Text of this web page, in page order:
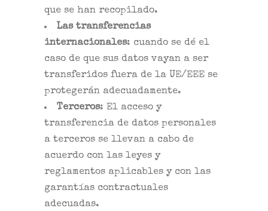
que se han recopilado.
Las transferencias
internacionales: cuando se dé el
caso de que sus datos vayan a ser
transferidos fuera de la UE/EEE se
protegerán adecuadamente.
Terceros: El acceso y
transferencia de datos personales
a terceros se llevan a cabo de
acuerdo con las leyes y
reglamentos aplicables y con las
garantías contractuales
adecuadas.